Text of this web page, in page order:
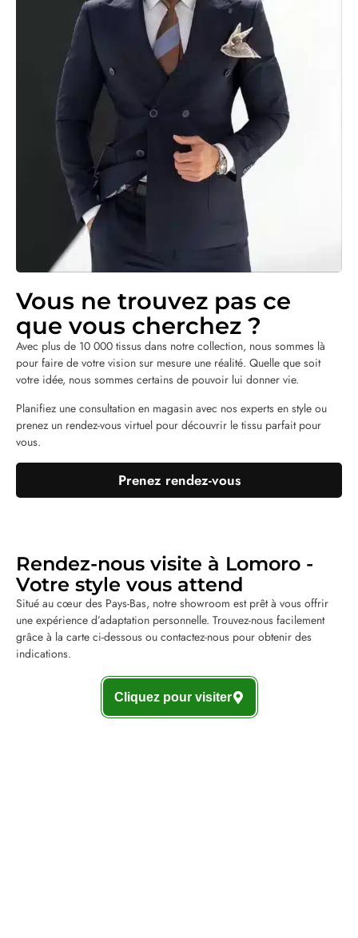
Vous ne trouvez pas ce
que vous cherchez ?
Avec plus de 10 000 tissus dans notre collection, nous sommes là
pour faire de votre vision sur mesure une réalité. Quelle que soit
votre idée, nous sommes certains de pouvoir lui donner vie.
Planifiez une consultation en magasin avec nos experts en style ou
prenez un rendez-vous virtuel pour découvrir le tissu parfait pour
vous.
Prenez rendez-vous
Rendez-nous visite à Lomoro -
Votre style vous attend
Situé au cœur des Pays-Bas, notre showroom est prêt à vous offrir
une expérience d’adaptation personnelle. Trouvez-nous facilement
grâce à la carte ci-dessous ou contactez-nous pour obtenir des
indications.
Cliquez pour visiter